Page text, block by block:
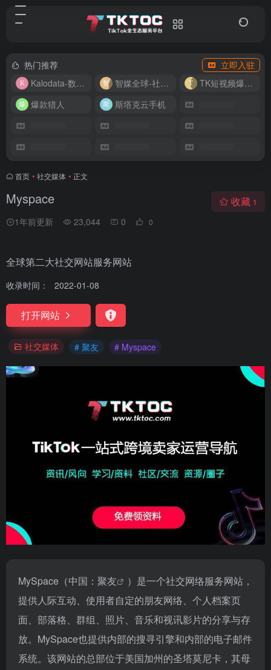
热门推荐
立即入驻
Kalodata-数据分析平台
智媒全球-社媒管理平台
TK短视频爆款复刻
爆款猎人
斯塔克云手机
首页 • 社交媒体 • 正文
Myspace
1年前更新 23,044 0 0
收藏 1
全球第二大社交网站服务网站
收录时间： 2022-01-08
打开网站
社交媒体 # 聚友 # Myspace
MySpace（中国： 聚友
）是一个社交网络服务网站，
提供人际互动、使用者自定的朋友网络、个人档案页
面、部落格、群组、照片、音乐和视讯影片的分享与存
放。MySpace也提供内部的搜寻引擎和内部的电子邮件
系统。该网站的总部位于美国加州的圣塔莫尼卡，其母